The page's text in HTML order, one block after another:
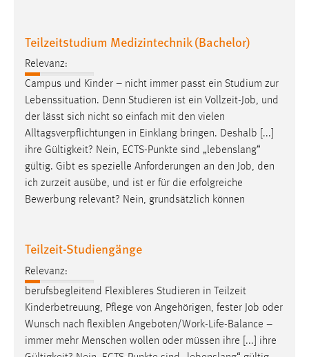
Teilzeitstudium Medizintechnik (Bachelor)
Relevanz:
Campus und Kinder – nicht immer passt ein Studium zur
Lebenssituation. Denn Studieren ist ein Vollzeit-Job, und
der lässt sich nicht so einfach mit den vielen
Alltagsverpflichtungen in Einklang bringen. Deshalb [...]
ihre Gültigkeit? Nein, ECTS-Punkte sind „lebenslang“
gültig. Gibt es spezielle Anforderungen an den Job, den
ich zurzeit ausübe, und ist er für die erfolgreiche
Bewerbung relevant? Nein, grundsätzlich können
Teilzeit-Studiengänge
Relevanz:
berufsbegleitend Flexibleres Studieren in Teilzeit
Kinderbetreuung, Pflege von Angehörigen, fester Job oder
Wunsch nach flexiblen Angeboten/Work-Life-Balance –
immer mehr Menschen wollen oder müssen ihre [...] ihre
STATISTIK
Statistik Cookies erfassen Informationen anonym.
Diese Informationen helfen uns zu verstehen, wie
unsere Besucher unsere Website nutzen.
Matomo
Name:
_pk_ref, _pk_cvar, _pk_id, _pk_ses
Zweck:
Max. 13 Monate
MARKETING
Marketing Cookies werden von Drittanbietern
verwendet, um personalisierte Werbung anzuzeigen.